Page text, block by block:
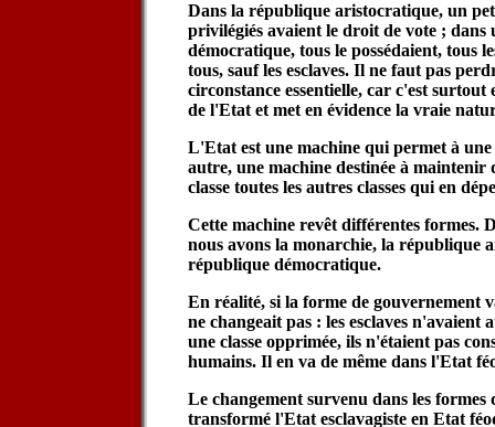
Dans la république aristocratique, un
privilégiés avaient le droit de vote ; dans
démocratique, tous le possédaient, tous
tous, sauf les esclaves. Il ne faut pas
circonstance essentielle, car c'est
de l'Etat et met en évidence la vraie
L'Etat est une machine qui permet à
autre, une machine destinée à maintenir
classe toutes les autres classes qui en
Cette machine revêt différentes formes.
nous avons la monarchie, la république
république démocratique.
En réalité, si la forme de gouvernement
ne changeait pas : les esclaves n'avaient
une classe opprimée, ils n'étaient pas
humains. Il en va de même dans l'Etat
Le changement survenu dans les
transformé l'Etat esclavagiste en Etat